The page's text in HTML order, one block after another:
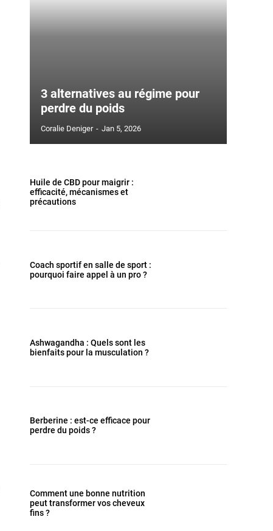
3 alternatives au régime pour
perdre du poids
Coralie Deniger - Jan 5, 2026
Huile de CBD pour maigrir :
efficacité, mécanismes et
précautions
Coach sportif en salle de sport :
pourquoi faire appel à un pro ?
Ashwagandha : Quels sont les
bienfaits pour la musculation ?
Berberine : est-ce efficace pour
perdre du poids ?
Comment une bonne nutrition
peut transformer vos cheveux
fins ?